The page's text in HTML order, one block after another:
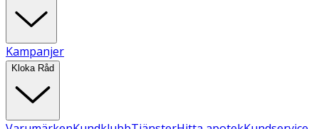
Kampanjer
Kloka Råd